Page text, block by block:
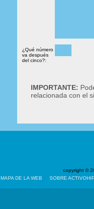
¿Qué número
va después
del cinco?:
IMPORTANTE:
relacionada con el
copyright ©
MAPA DE LA WEB SOBRE